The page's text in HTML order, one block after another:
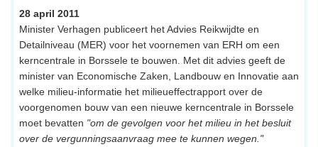
28 april 2011
Minister Verhagen publiceert het Advies Reikwijdte en
Detailniveau (MER) voor het voornemen van ERH om een
kerncentrale in Borssele te bouwen. Met dit advies geeft de
minister van Economische Zaken, Landbouw en Innovatie aan
welke milieu-informatie het milieueffectrapport over de
voorgenomen bouw van een nieuwe kerncentrale in Borssele
moet bevatten "om de gevolgen voor het milieu in het besluit
over de vergunningsaanvraag mee te kunnen wegen."